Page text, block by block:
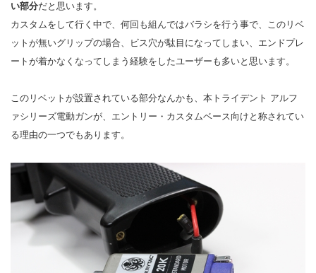
い部分だと思います。
カスタムをして行く中で、何回も組んではバラシを行う事で、このリベ
ットが無いグリップの場合、ビス穴が駄目になってしまい、エンドプレ
ートが着かなくなってしまう経験をしたユーザーも多いと思います。
このリベットが設置されている部分なんかも、本トライデント アルフ
ァシリーズ電動ガンが、エントリー・カスタムベース向けと称されてい
る理由の一つでもあります。